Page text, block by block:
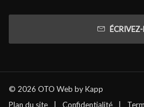
© 2026 OTO Web byKapp
Plan du site
Confidentialité